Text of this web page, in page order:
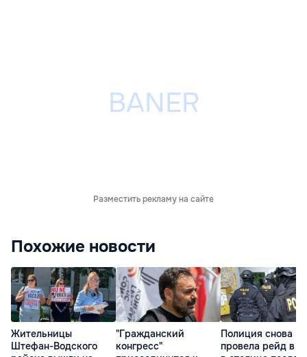
Разместить рекламу на сайте
Похожие новости
Жительницы
Штефан-Водского
"Гражданский
конгресс"
Полиция снова
провела рейд в